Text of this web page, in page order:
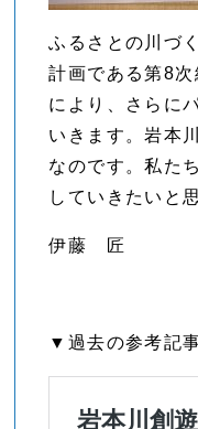
ふるさとの川づ
計画である第8
により、さらに
いきます。岩本
なのです。私た
していきたいと
伊藤 匠
▼過去の参考記